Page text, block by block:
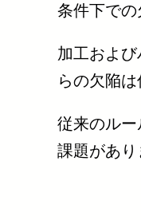
条件下での
加工およ
らの欠陥
従来のル
課題があり